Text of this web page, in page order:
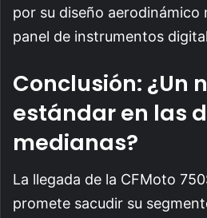
por su diseño aerodinámico
panel de instrumentos
Conclusión: ¿Un
estándar en las
medianas?
La llegada de la CFMoto
promete sacudir su